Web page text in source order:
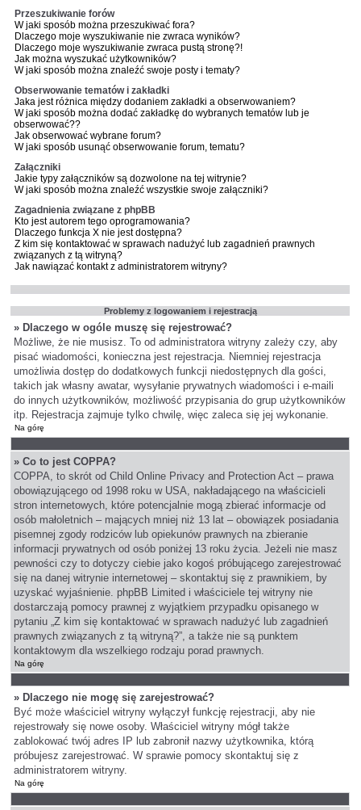
Przeszukiwanie forów
W jaki sposób można przeszukiwać fora?
Dlaczego moje wyszukiwanie nie zwraca wyników?
Dlaczego moje wyszukiwanie zwraca pustą stronę?!
Jak można wyszukać użytkowników?
W jaki sposób można znaleźć swoje posty i tematy?
Obserwowanie tematów i zakładki
Jaka jest różnica między dodaniem zakładki a obserwowaniem?
W jaki sposób można dodać zakładkę do wybranych tematów lub je
obserwować??
Jak obserwować wybrane forum?
W jaki sposób usunąć obserwowanie forum, tematu?
Załączniki
Jakie typy załączników są dozwolone na tej witrynie?
W jaki sposób można znaleźć wszystkie swoje załączniki?
Zagadnienia związane z phpBB
Kto jest autorem tego oprogramowania?
Dlaczego funkcja X nie jest dostępna?
Z kim się kontaktować w sprawach nadużyć lub zagadnień prawnych
związanych z tą witryną?
Jak nawiązać kontakt z administratorem witryny?
Problemy z logowaniem i rejestracją
» Dlaczego w ogóle muszę się rejestrować?
Możliwe, że nie musisz. To od administratora witryny zależy czy, aby
pisać wiadomości, konieczna jest rejestracja. Niemniej rejestracja
umożliwia dostęp do dodatkowych funkcji niedostępnych dla gości,
takich jak własny awatar, wysyłanie prywatnych wiadomości i e-maili
do innych użytkowników, możliwość przypisania do grup użytkowników
itp. Rejestracja zajmuje tylko chwilę, więc zaleca się jej wykonanie.
Na górę
» Co to jest COPPA?
COPPA, to skrót od Child Online Privacy and Protection Act – prawa
obowiązującego od 1998 roku w USA, nakładającego na właścicieli
stron internetowych, które potencjalnie mogą zbierać informacje od
osób małoletnich – mających mniej niż 13 lat – obowiązek posiadania
pisemnej zgody rodziców lub opiekunów prawnych na zbieranie
informacji prywatnych od osób poniżej 13 roku życia. Jeżeli nie masz
pewności czy to dotyczy ciebie jako kogoś próbującego zarejestrować
się na danej witrynie internetowej – skontaktuj się z prawnikiem, by
uzyskać wyjaśnienie. phpBB Limited i właściciele tej witryny nie
dostarczają pomocy prawnej z wyjątkiem przypadku opisanego w
pytaniu „Z kim się kontaktować w sprawach nadużyć lub zagadnień
prawnych związanych z tą witryną?”, a także nie są punktem
kontaktowym dla wszelkiego rodzaju porad prawnych.
Na górę
» Dlaczego nie mogę się zarejestrować?
Być może właściciel witryny wyłączył funkcję rejestracji, aby nie
rejestrowały się nowe osoby. Właściciel witryny mógł także
zablokować twój adres IP lub zabronił nazwy użytkownika, którą
próbujesz zarejestrować. W sprawie pomocy skontaktuj się z
administratorem witryny.
Na górę